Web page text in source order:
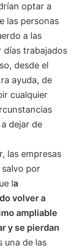
optar a
las personas
a las
días trabajados
desde el
ayuda, de
cualquier
dejar de
las empresas
por
la
volver a
ampliable
y se pierdan
una de las